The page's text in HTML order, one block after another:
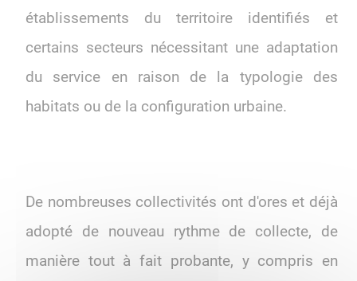
établissements du territoire identifiés et
certains secteurs nécessitant une adaptation
du service en raison de la typologie des
habitats ou de la configuration urbaine.
De nombreuses collectivités ont d'ores et déjà
adopté de nouveau rythme de collecte, de
manière tout à fait probante, y compris en